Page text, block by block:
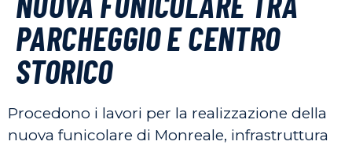
PARCHEGGIO E CENTRO
STORICO
Procedono i lavori per la realizzazione della
nuova funicolare di Monreale, infrastruttura